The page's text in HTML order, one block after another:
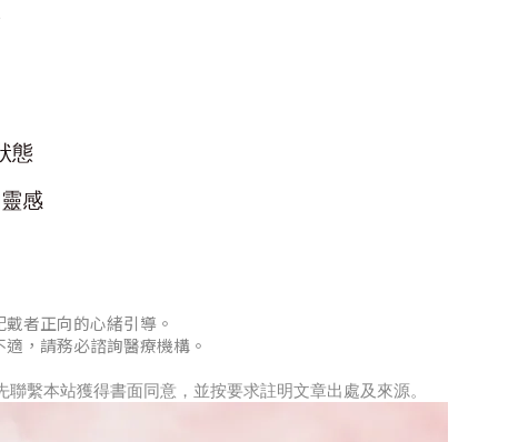
態
感
者正向的心緒引導。
，請務必諮詢醫療機構。
繫本站獲得書面同意，並按要求註明文章出處及來源。